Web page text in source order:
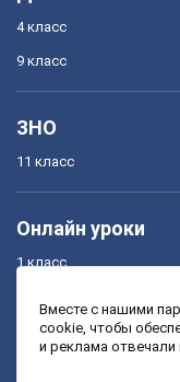
4 класс
9 класс
ЗНО
11 класс
Онлайн уроки
1 класс
3 класс
Вместе с нашими
cookie, чтобы
и реклама